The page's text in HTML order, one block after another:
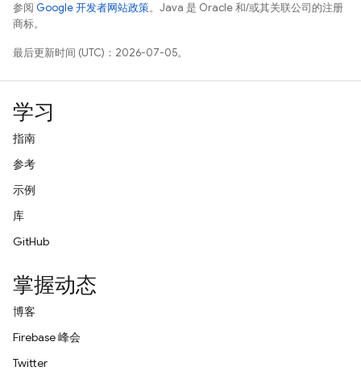
参阅 Google 开发者网站政策。Java 是 Oracle 和/或其关联公司的注册
商标。
最后更新时间 (UTC)：2026-07-05。
学习
指南
参考
示例
库
GitHub
掌握动态
博客
Firebase 峰会
Twitter